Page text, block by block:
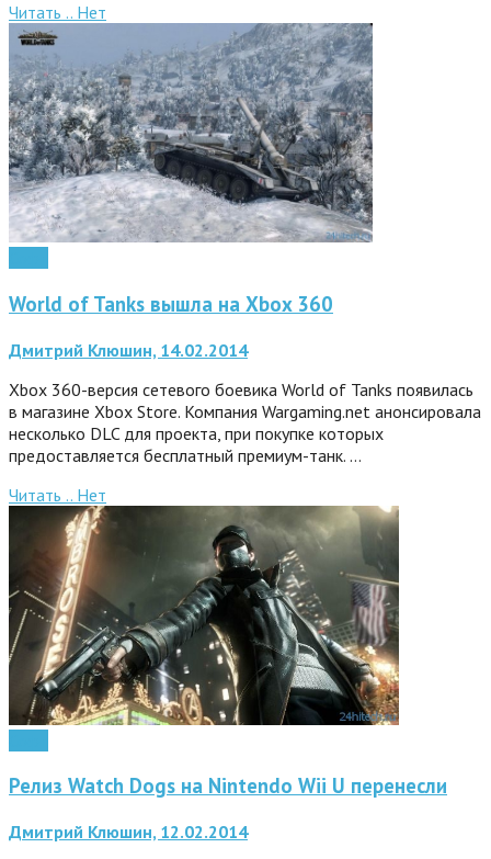
Читать .. Нет
World of Tanks вышла на Xbox 360
Дмитрий Клюшин, 14.02.2014
Xbox 360-версия сетевого боевика World of Tanks появилась
в магазине Xbox Store. Компания Wargaming.net анонсировала
несколько DLC для проекта, при покупке которых
предоставляется бесплатный премиум-танк. …
Читать .. Нет
Релиз Watch Dogs на Nintendo Wii U перенесли
Дмитрий Клюшин, 12.02.2014